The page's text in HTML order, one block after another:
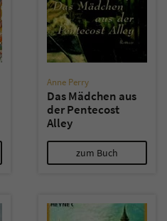
Anne Perry
Das Mädchen aus
der Pentecost
Alley
zum Buch